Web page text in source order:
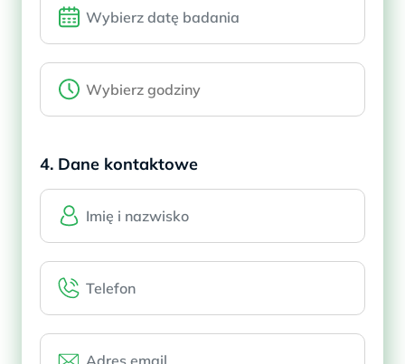
4. Dane kontaktowe